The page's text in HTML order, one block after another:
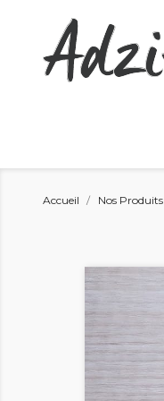
Accueil Nos Produits